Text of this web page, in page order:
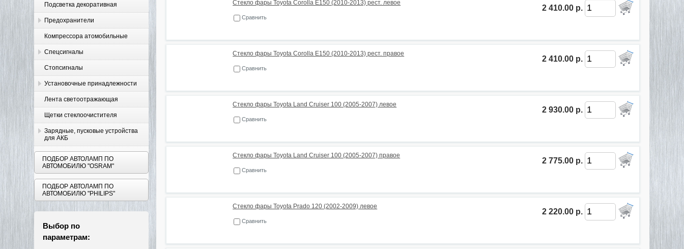
Подсветка декоративная
Предохранители
Компрессора атомобильные
Спецсигналы
Стопсигналы
Установочные принадлежности
Лента светоотражающая
Щетки стеклоочистителя
Зарядные, пусковые устройства
для АКБ
ПОДБОР АВТОЛАМП ПО
АВТОМОБИЛЮ "OSRAM"
ПОДБОР АВТОЛАМП ПО
АВТОМОБИЛЮ "PHILIPS"
Выбор по
параметрам:
2 410.00 р.
Стекло фары Toyota Corolla E150 (2010-2013) рест. левое
Сравнить
2 410.00 р.
Стекло фары Toyota Corolla E150 (2010-2013) рест. правое
Сравнить
2 930.00 р.
Стекло фары Toyota Land Cruiser 100 (2005-2007) левое
Сравнить
2 775.00 р.
Стекло фары Toyota Land Cruiser 100 (2005-2007) правое
Сравнить
2 220.00 р.
Стекло фары Toyota Prado 120 (2002-2009) левое
Сравнить